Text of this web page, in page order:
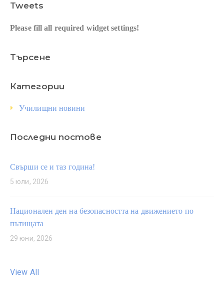
Tweets
Please fill all required widget settings!
Търсене
Категории
Училищни новини
Последни постове
Свърши се и таз година!
5 юли, 2026
Национален ден на безопасността на движението по
пътищата
29 юни, 2026
View All